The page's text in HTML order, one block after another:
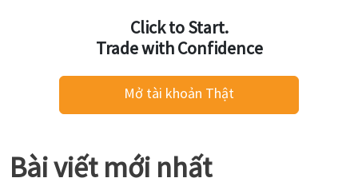
Click to Start.
Trade with Confidence
Mở tài khoản Thật
Bài viết mới nhất